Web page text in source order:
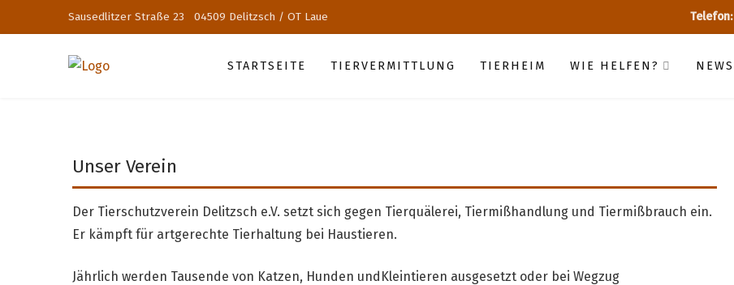
Sausedlitzer Straße 23 04509 Delitzsch / OT Laue Telefon:
STARTSEITE TIERVERMITTLUNG TIERHEIM WIE HELFEN? NEWS
Unser Verein
Der Tierschutzverein Delitzsch e.V. setzt sich gegen Tierquälerei, Tiermißhandlung und Tiermißbrauch ein.
Er kämpft für artgerechte Tierhaltung bei Haustieren.
Jährlich werden Tausende von Katzen, Hunden undKleintieren ausgesetzt oder bei Wegzug